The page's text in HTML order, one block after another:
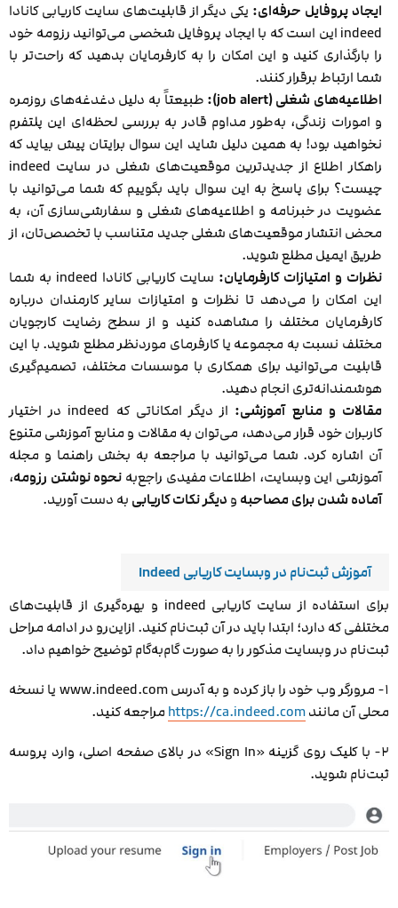
ایجاد پروفایل حرفه‌ای: یکی دیگر از قابلیت‌های سایت کاریابی کانادا
indeed این است که با ایجاد پروفایل شخصی می‌توانید رزومه خود
را بارگذاری کنید و این امکان را به کارفرمایان بدهید که راحت‌تر با
شما ارتباط برقرار کنند.
اطلاعیه‌های شغلی (job alert):
طبیعتاً به دلیل دغدغه‌های روزمره
و امورات زندگی، به‌طور مداوم قادر به بررسی لحظه‌ای این پلتفرم
نخواهید بود! به همین دلیل شاید این سوال برایتان پیش بیاید که
راهکار اطلاع از جدیدترین موقعیت‌های شغلی در سایت indeed
چیست؟ برای پاسخ به این سوال باید بگوییم که شما می‌توانید با
عضویت در خبرنامه و اطلاعیه‌های شغلی و سفارشی‌سازی آن، به
محض انتشار موقعیت‌های شغلی جدید متناسب با تخصص‌تان، از
طریق ایمیل مطلع شوید.
نظرات و امتیازات کارفرمایان:
سایت کاریابی کانادا indeed به شما
این امکان را می‌دهد تا نظرات و امتیازات سایر کارمندان درباره
کارفرمایان مختلف را مشاهده کنید و از سطح رضایت کارجویان
مختلف نسبت به مجموعه یا کارفرمای موردنظر مطلع شوید. با این
قابلیت می‌توانید برای همکاری با موسسات مختلف، تصمیم‌گیری
هوشمندانه‌تری انجام دهید.
مقالات و منابع آموزشی:
از دیگر امکاناتی که indeed در اختیار
کاربران خود قرار می‌دهد، می‌توان به مقالات و منابع آموزشی متنوع
آن اشاره کرد. شما می‌توانید با مراجعه به بخش راهنما و مجله
آموزشی این وبسایت، اطلاعات مفیدی راجع‌به نحوه نوشتن رزومه،
آماده شدن برای مصاحبه و دیگر نکات کاریابی به دست آورید.
آموزش ثبت‌نام در وبسایت کاریابی Indeed
برای استفاده از سایت کاریابی indeed و بهره‌گیری از قابلیت‌های
مختلفی که دارد؛ ابتدا باید در آن ثبت‌نام کنید. ازاین‌رو در ادامه مراحل
ثبت‌نام در وبسایت مذکور را به صورت گام‌به‌گام توضیح خواهیم داد.
۱- مرورگر وب خود را باز کرده و به آدرس www.indeed.com یا نسخه
محلی آن مانندhttps://ca.indeed.com مراجعه کنید.
۲- با کلیک روی گزینه «Sign In» در بالای صفحه اصلی، وارد پروسه
ثبت‌نام شوید.